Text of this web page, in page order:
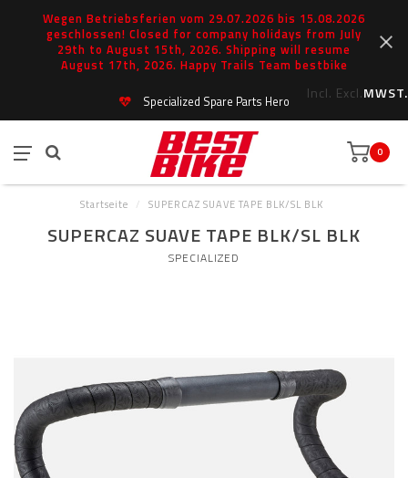
Wegen Betriebsferien vom 29.07.2026 bis 15.08.2026
geschlossen! Closed for company holidays from July
29th to August 15th, 2026. Shipping will resume
August 17th, 2026. Happy Trails Team bestbike
Incl. Excl.MWST.
Specialized Spare Parts Hero
0
Startseite / SUPERCAZ SUAVE TAPE BLK/SL BLK
SUPERCAZ SUAVE TAPE BLK/SL BLK
SPECIALIZED